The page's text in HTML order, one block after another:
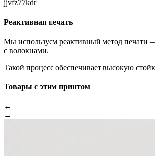
jjvfz77kdr
Реактивная печать
Мы используем реактивный метод печати
с волокнами.
Такой процесс обеспечивает высокую
Товары с этим принтом
←
→